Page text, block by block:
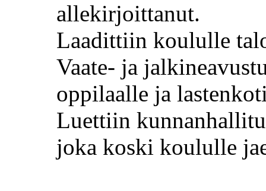
allekirjoittanut.
Laadittiin koululle
Vaate- ja
oppilaalle ja
Luettiin
joka koski koululle